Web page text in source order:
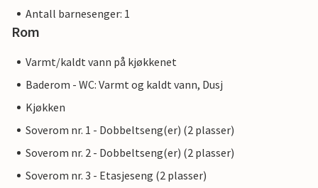
Antall barnesenger: 1
Rom
Varmt/kaldt vann på kjøkkenet
Baderom - WC: Varmt og kaldt vann, Dusj
Kjøkken
Soverom nr. 1 - Dobbeltseng(er) (2 plasser)
Soverom nr. 2 - Dobbeltseng(er) (2 plasser)
Soverom nr. 3 - Etasjeseng (2 plasser)